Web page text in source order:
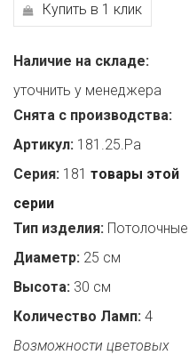
Купить в 1 клик
Наличие на складе:
уточнить у менеджера
Снята с производства:
Артикул: 181.25.Pa
Серия: 181 товары этой
серии
Тип изделия: Потолочные
Диаметр: 25 см
Высота: 30 см
Количество Ламп: 4
Возможности цветовых